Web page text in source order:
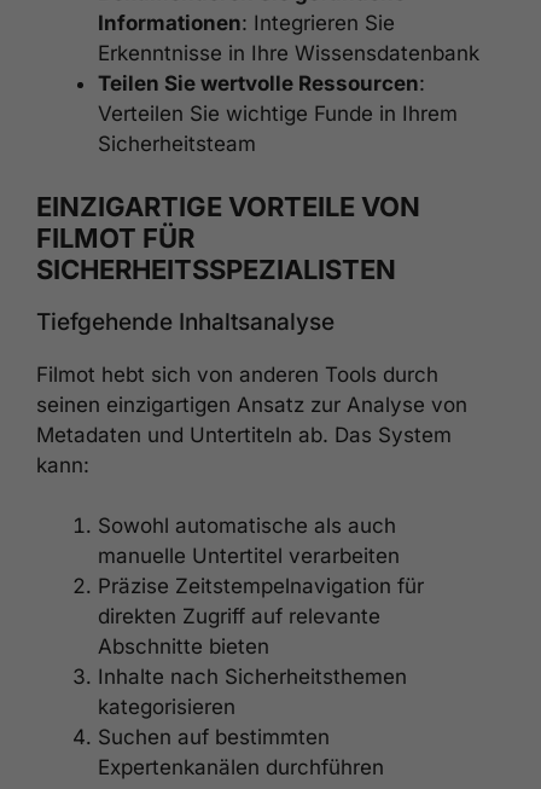
Informationen: Integrieren Sie
Erkenntnisse in Ihre Wissensdatenbank
Teilen Sie wertvolle Ressourcen:
Verteilen Sie wichtige Funde in Ihrem
Sicherheitsteam
EINZIGARTIGE VORTEILE VON
FILMOT FÜR
SICHERHEITSSPEZIALISTEN
Tiefgehende Inhaltsanalyse
Filmot hebt sich von anderen Tools durch
seinen einzigartigen Ansatz zur Analyse von
Metadaten und Untertiteln ab. Das System
kann:
Sowohl automatische als auch
manuelle Untertitel verarbeiten
Präzise Zeitstempelnavigation für
direkten Zugriff auf relevante
Abschnitte bieten
Inhalte nach Sicherheitsthemen
kategorisieren
Suchen auf bestimmten
Expertenkanälen durchführen